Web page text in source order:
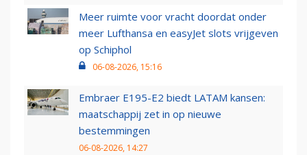
Meer ruimte voor vracht doordat onder
meer Lufthansa en easyJet slots vrijgeven
op Schiphol
06-08-2026, 15:16
Embraer E195-E2 biedt LATAM kansen:
maatschappij zet in op nieuwe
bestemmingen
06-08-2026, 14:27